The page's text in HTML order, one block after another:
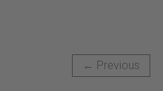
← Previous